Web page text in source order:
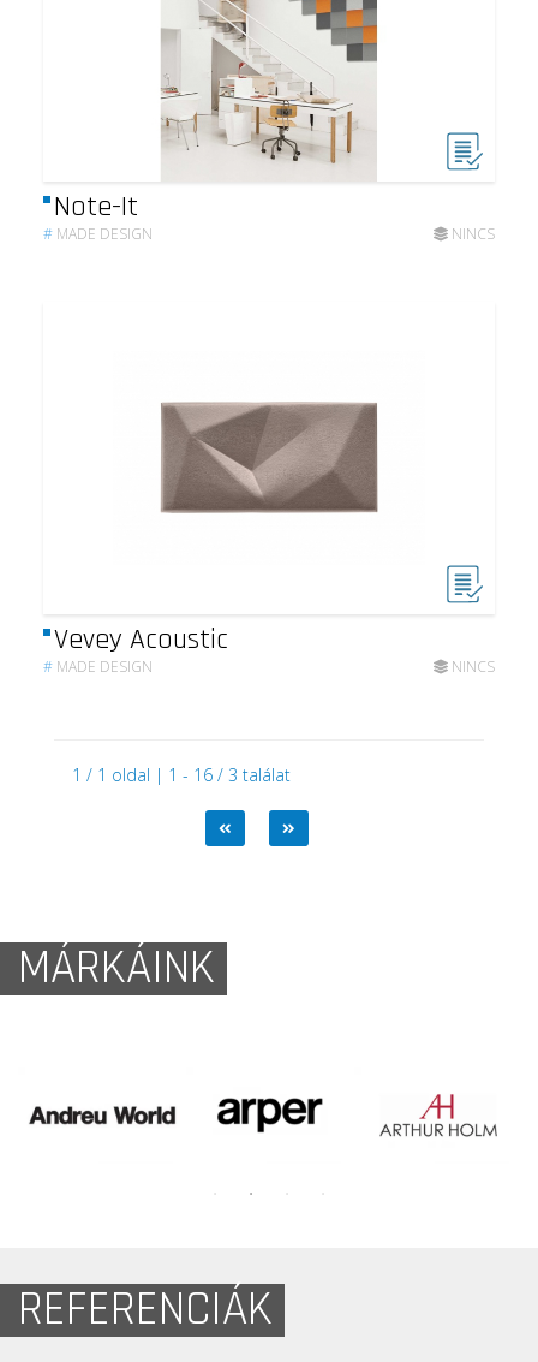
Note-It
# MADE DESIGN NINCS
Vevey Acoustic
# MADE DESIGN NINCS
1 / 1 oldal | 1 - 16 / 3 találat
MÁRKÁINK
REFERENCIÁK